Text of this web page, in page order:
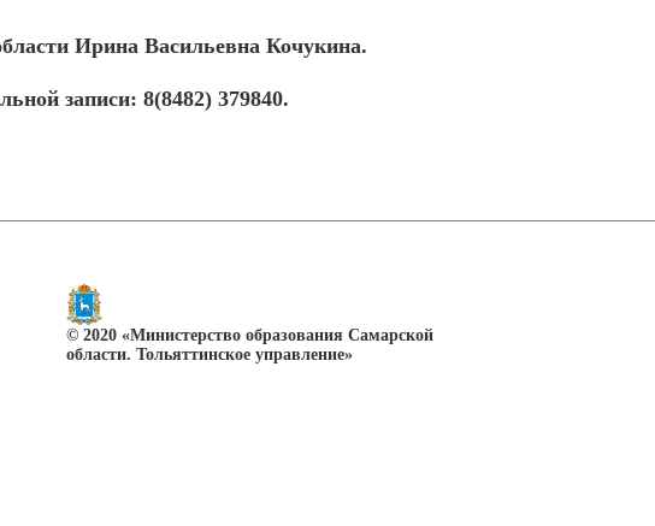
Ирина Васильевна Кочукина.
записи: 8(8482) 379840.
© 2020 «Министерство образования Самарской
области. Тольяттинское управление»